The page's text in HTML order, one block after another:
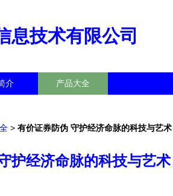
息技术有限公司
介 产品大全
> 有价证券防伪 守护经济命脉的科技与艺术
护经济命脉的科技与艺术